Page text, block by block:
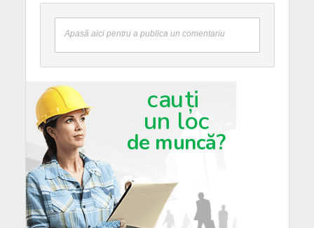
Apasă aici pentru a publica un comentariu